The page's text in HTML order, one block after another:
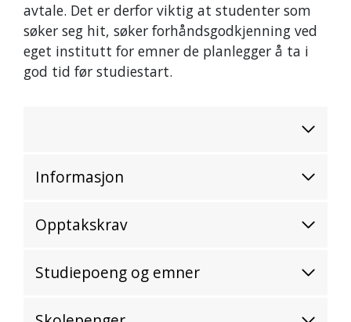
avtale. Det er derfor viktig at studenter som
søker seg hit, søker forhåndsgodkjenning ved
eget institutt for emner de planlegger å ta i
god tid før studiestart.
Informasjon
Opptakskrav
Studiepoeng og emner